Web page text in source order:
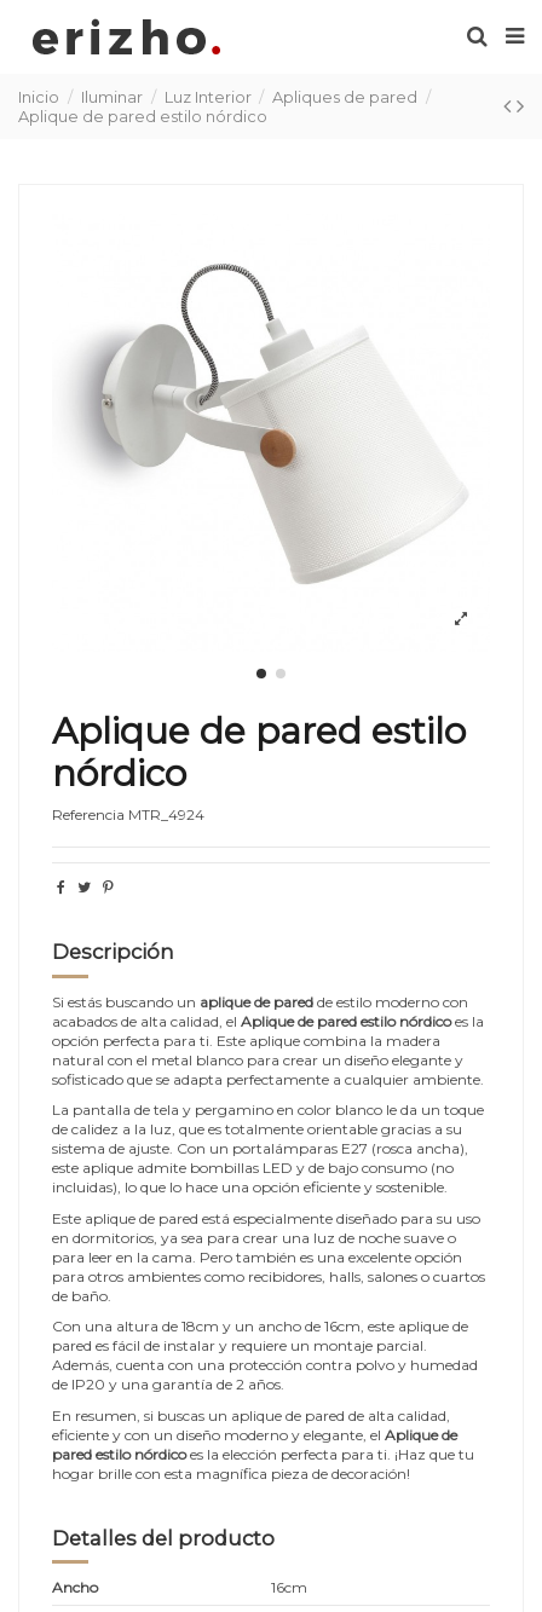
Inicio Iluminar Luz Interior
Apliques de pared
Aplique de pared estilo nórdico
Aplique de pared estilo
nórdico
Referencia MTR_4924
Descripción
Si estás buscando un aplique de pared de estilo moderno con
acabados de alta calidad, el Aplique de pared estilo nórdicoes la
opción perfecta para ti. Este aplique combina la madera
natural con el metal blanco para crear un diseño elegante y
sofisticado que se adapta perfectamente a cualquier ambiente.
La pantalla de tela y pergamino en color blanco le da un toque
de calidez a la luz, que es totalmente orientable gracias a su
sistema de ajuste. Con un portalámparas E27 (rosca ancha),
este aplique admite bombillas LED y de bajo consumo (no
incluidas), lo que lo hace una opción eficiente y sostenible.
Este aplique de pared está especialmente diseñado para su uso
en dormitorios, ya sea para crear una luz de noche suave o
para leer en la cama. Pero también es una excelente opción
para otros ambientes como recibidores, halls, salones o cuartos
de baño.
Con una altura de 18cm y un ancho de 16cm, este aplique de
pared es fácil de instalar y requiere un montaje parcial.
Además, cuenta con una protección contra polvo y humedad
de IP20 y una garantía de 2 años.
En resumen, si buscas un aplique de pared de alta calidad,
eficiente y con un diseño moderno y elegante, el Aplique de
pared estilo nórdicoes la elección perfecta para ti. ¡Haz que tu
hogar brille con esta magnífica pieza de decoración!
Detalles del producto
Ancho
16cm